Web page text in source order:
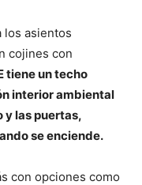
los asientos
cojines con
tiene un techo
interior ambiental
y las puertas,
se enciende.
con opciones como